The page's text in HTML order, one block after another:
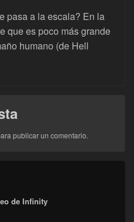
pasa a la escala? En la
que es poco más grande
humano (de Hell
publicar un comentario.
de Infinity